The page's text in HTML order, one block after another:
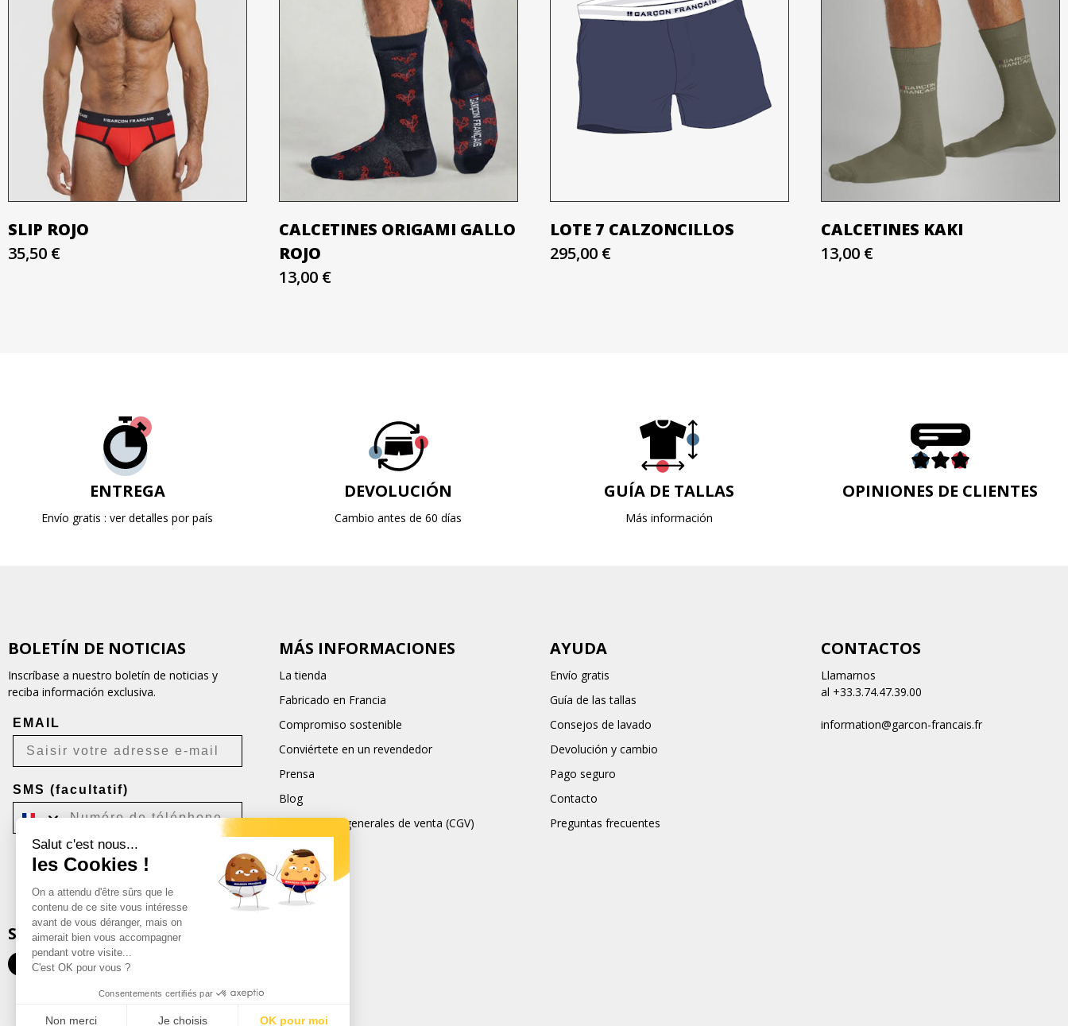
SLIP ROJO
35,50 €
CALCETINES ORIGAMI GALLO
ROJO
13,00 €
LOTE 7 CALZONCILLOS
295,00 €
CALCETINES KAKI
13,00 €
ENTREGA
Envío gratis : ver detalles por país
DEVOLUCIÓN
Cambio antes de 60 días
GUÍA DE TALLAS
Más información
OPINIONES DE CLIENTES
BOLETÍN DE NOTICIAS
Inscríbase a nuestro boletín de noticias y
reciba información exclusiva.
EMAIL
SMS (facultatif)
Je m'inscris
Désabonnement possible à tout moment.
SEGUIRNOS
MÁS INFORMACIONES
La tienda
Fabricado en Francia
Compromiso sostenible
Conviértete en un revendedor
Prensa
Blog
Condiciones generales de venta (CGV)
CGU
AYUDA
Envío gratis
Guía de las tallas
Consejos de lavado
Devolución y cambio
Pago seguro
Contacto
Preguntas frecuentes
CONTACTOS
Llamarnos
al +33.3.74.47.39.00
information@garcon-francais.fr
Salut c'est nous...
les Cookies !
On a attendu d'être sûrs que le
contenu de ce site vous intéresse
avant de vous déranger, mais on
aimerait bien vous accompagner
pendant votre visite...
C'est OK pour vous ?
Consentements certifiés par
Non merci Je choisis OK pour moi